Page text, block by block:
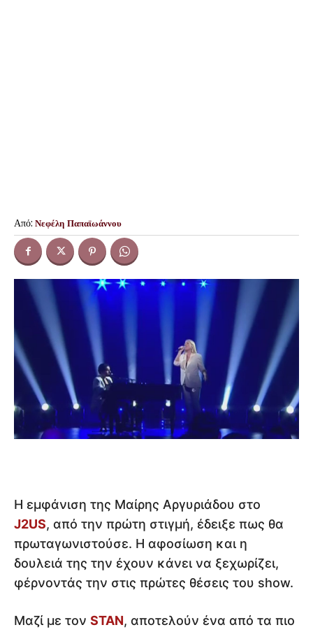
Από: Νεφέλη Παπαϊωάννου
Η εμφάνιση της Μαίρης Αργυριάδου στο
J2US, από την πρώτη στιγμή, έδειξε πως θα
πρωταγωνιστούσε. Η αφοσίωση και η
δουλειά της την έχουν κάνει να ξεχωρίζει,
φέρνοντάς την στις πρώτες θέσεις του show.
Μαζί με τον STAN, αποτελούν ένα από τα πιο